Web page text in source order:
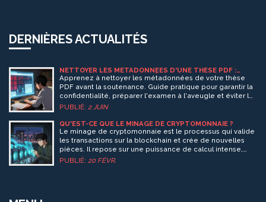
DERNIÈRES ACTUALITÉS
NETTOYER LES MÉTADONNÉES D'UNE THÈSE PDF :
GUIDE DE CONFIDENTIALITÉ AVANT SOUTENANCE
Apprenez à nettoyer les métadonnées de votre thèse
PDF avant la soutenance. Guide pratique pour garantir la
confidentialité, préparer l'examen à l'aveugle et éviter les
fuites d'informations sensibles.
PUBLIÉ: 2 JUIN
QU'EST-CE QUE LE MINAGE DE CRYPTOMONNAIE ?
Le minage de cryptomonnaie est le processus qui valide
les transactions sur la blockchain et crée de nouvelles
pièces. Il repose sur une puissance de calcul intense,
des machines spécialisées et un système de
PUBLIÉ: 20 FÉVR.